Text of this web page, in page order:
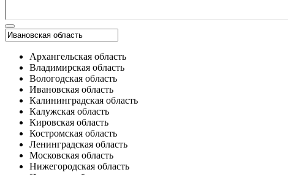
Архангельская область
Владимирская область
Вологодская область
Ивановская область
Калининградская область
Калужская область
Кировская область
Костромская область
Ленинградская область
Московская область
Нижегородская область